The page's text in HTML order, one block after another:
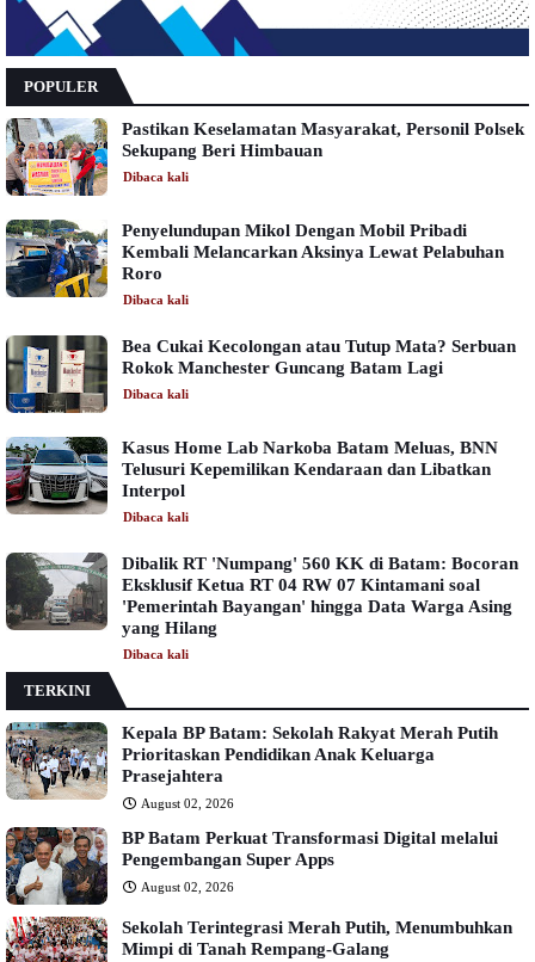
POPULER
Pastikan Keselamatan Masyarakat, Personil Polsek
Sekupang Beri Himbauan
Dibaca kali
Penyelundupan Mikol Dengan Mobil Pribadi
Kembali Melancarkan Aksinya Lewat Pelabuhan
Roro
Dibaca kali
Bea Cukai Kecolongan atau Tutup Mata? Serbuan
Rokok Manchester Guncang Batam Lagi
Dibaca kali
Kasus Home Lab Narkoba Batam Meluas, BNN
Telusuri Kepemilikan Kendaraan dan Libatkan
Interpol
Dibaca kali
Dibalik RT 'Numpang' 560 KK di Batam: Bocoran
Eksklusif Ketua RT 04 RW 07 Kintamani soal
'Pemerintah Bayangan' hingga Data Warga Asing
yang Hilang
Dibaca kali
TERKINI
Kepala BP Batam: Sekolah Rakyat Merah Putih
Prioritaskan Pendidikan Anak Keluarga
Prasejahtera
August 02, 2026
BP Batam Perkuat Transformasi Digital melalui
Pengembangan Super Apps
August 02, 2026
Sekolah Terintegrasi Merah Putih, Menumbuhkan
Mimpi di Tanah Rempang-Galang